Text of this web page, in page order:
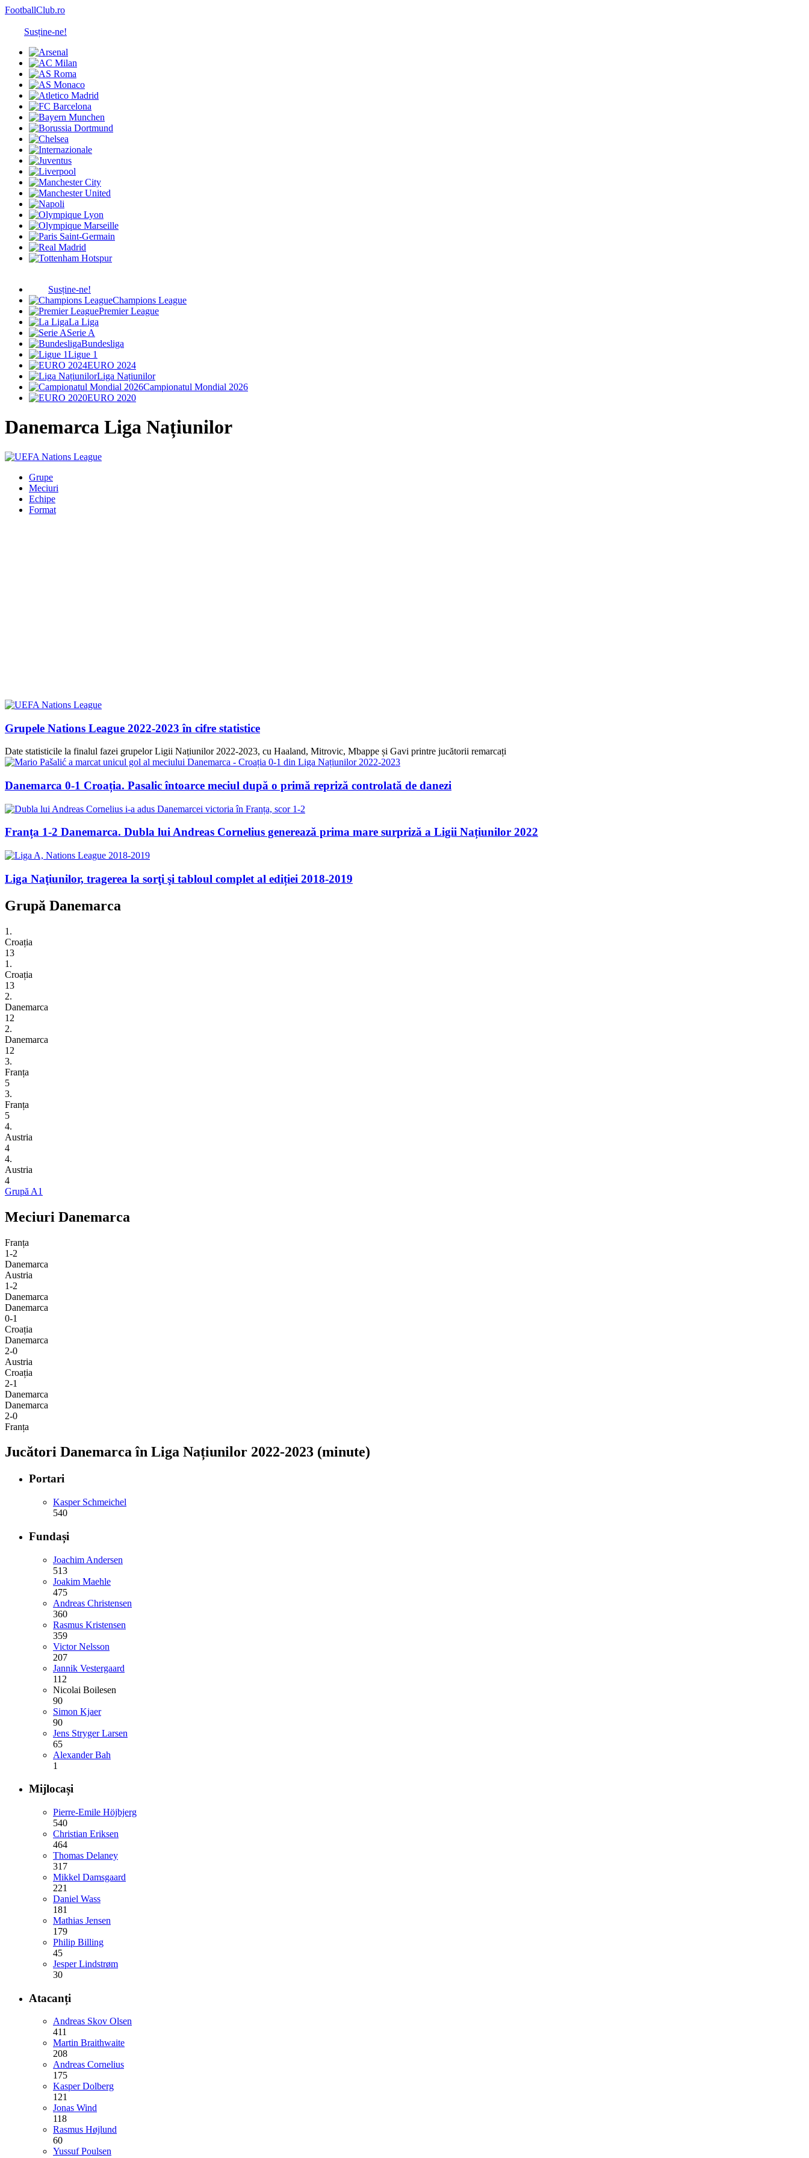
FootballClub.ro
Susține-ne!
Susține-ne!
Champions League
Premier League
La Liga
Serie A
Bundesliga
Ligue 1
EURO 2024
Liga Națiunilor
Campionatul Mondial 2026
EURO 2020
Danemarca Liga Națiunilor
Grupe
Meciuri
Echipe
Format
Grupele Nations League 2022-2023 în cifre statistice
Date statisticile la finalul fazei grupelor Ligii Națiunilor 2022-2023, cu Haaland, Mitrovic, Mbappe și Gavi printre jucătorii remarcați
Danemarca 0-1 Croația. Pasalic întoarce meciul după o primă repriză controlată de danezi
Franța 1-2 Danemarca. Dubla lui Andreas Cornelius generează prima mare surpriză a Ligii Națiunilor 2022
Liga Naţiunilor, tragerea la sorţi şi tabloul complet al ediției 2018-2019
Grupă Danemarca
1.
Croația
13
1.
Croația
13
2.
Danemarca
12
2.
Danemarca
12
3.
Franța
5
3.
Franța
5
4.
Austria
4
4.
Austria
4
Grupă A1
Meciuri Danemarca
Franța
1-2
Danemarca
Austria
1-2
Danemarca
Danemarca
0-1
Croația
Danemarca
2-0
Austria
Croația
2-1
Danemarca
Danemarca
2-0
Franța
Jucători Danemarca în Liga Națiunilor 2022-2023 (minute)
Portari
Kasper Schmeichel
540
Fundași
Joachim Andersen
513
Joakim Maehle
475
Andreas Christensen
360
Rasmus Kristensen
359
Victor Nelsson
207
Jannik Vestergaard
112
Nicolai Boilesen
90
Simon Kjaer
90
Jens Stryger Larsen
65
Alexander Bah
1
Mijlocași
Pierre-Emile Höjbjerg
540
Christian Eriksen
464
Thomas Delaney
317
Mikkel Damsgaard
221
Daniel Wass
181
Mathias Jensen
179
Philip Billing
45
Jesper Lindstrøm
30
Atacanți
Andreas Skov Olsen
411
Martin Braithwaite
208
Andreas Cornelius
175
Kasper Dolberg
121
Jonas Wind
118
Rasmus Højlund
60
Yussuf Poulsen